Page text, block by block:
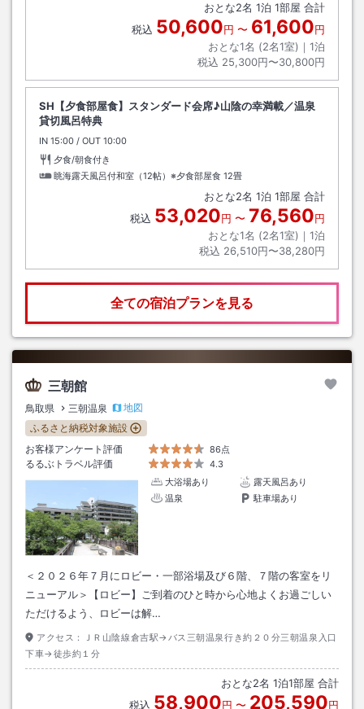
おとな2名 1泊 1部屋 合計
税込 50,600円 〜 61,600円
おとな1名 (2名1室)｜ 1泊
税込 25,300円〜30,800円
SH【夕食部屋食】スタンダード会席♪山陰の幸満載／温泉
貸切風呂特典
IN チェックイン
15:00 / OUT チェックアウト
10:00
夕食/朝食付き
眺海露天風呂付和室（12帖）※夕食部屋食 12畳
おとな2名 1泊 1部屋 合計
税込 53,020円 〜 76,560円
おとな1名 (2名1室)｜ 1泊
税込 26,510円〜38,280円
全ての宿泊プランを見る
三朝館
鳥取県 三朝温泉
地図
ふるさと納税対象施設
お客様アンケート評価
86点
るるぶトラベル評価
4.3
大浴場あり
露天風呂あり
温泉
駐車場あり
＜２０２６年７月にロビー・一部浴場及び６階、７階の客室をリ
ニューアル＞【ロビー】ご到着のひと時から心地よくお過ごしい
ただけるよう、ロビーは解…
アクセス：
ＪＲ山陰線倉吉駅→バス三朝温泉行き約２０分三朝温泉入口
下車→徒歩約１分
おとな2名 1泊1部屋 合計
税込 58,900円 〜 205,590円